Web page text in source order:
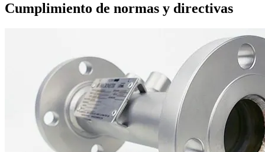
Cumplimiento de normas y directivas